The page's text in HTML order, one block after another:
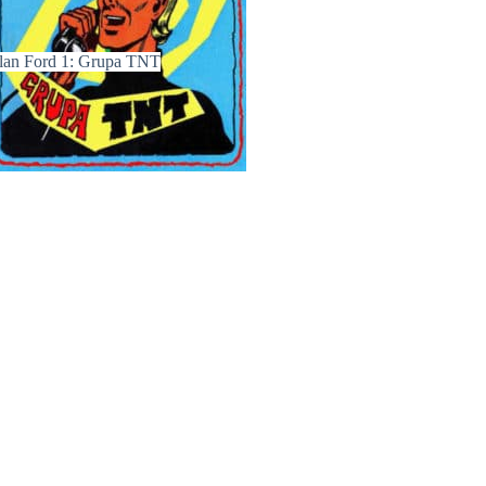
Ford 1: Grupa TNT